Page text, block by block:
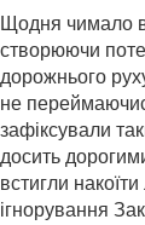
Щодня чимало
створюючи
дорожнього
не
зафіксували
досить
встигли
ігнорування